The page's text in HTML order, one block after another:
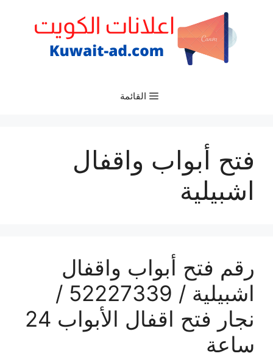
القائمة
فتح أبواب واقفال
اشبيلية
رقم فتح أبواب واقفال
اشبيلية / 52227339 /
نجار فتح اقفال الأبواب 24
ساعة